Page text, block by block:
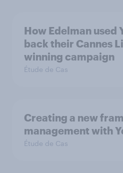
How Edelman used
back their Cannes
winning campaign
Étude de Cas
Creating a new
management with
Étude de Cas